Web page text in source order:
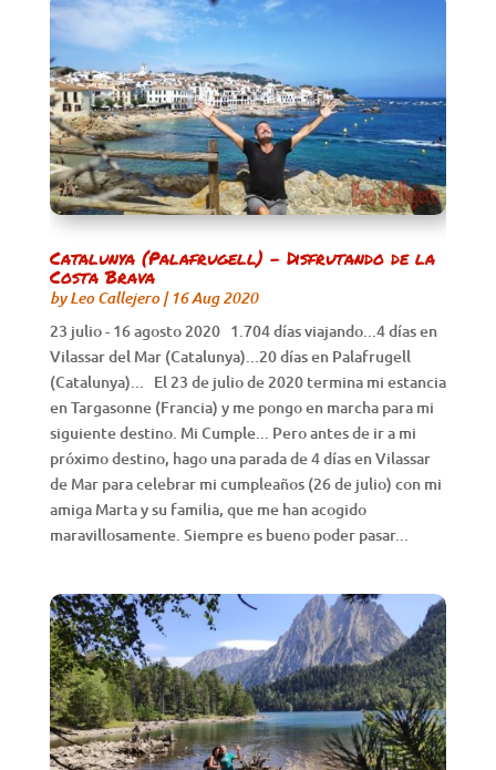
Catalunya (Palafrugell) – Disfrutando de la
Costa Brava
byLeo Callejero| 16 Aug 2020
23 julio - 16 agosto 2020 1.704 días viajando...4 días en
Vilassar del Mar (Catalunya)...20 días en Palafrugell
(Catalunya)... El 23 de julio de 2020 termina mi estancia
en Targasonne (Francia) y me pongo en marcha para mi
siguiente destino. Mi Cumple... Pero antes de ir a mi
próximo destino, hago una parada de 4 días en Vilassar
de Mar para celebrar mi cumpleaños (26 de julio) con mi
amiga Marta y su familia, que me han acogido
maravillosamente. Siempre es bueno poder pasar...